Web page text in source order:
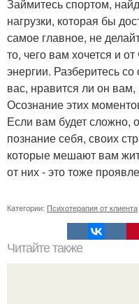
Займитесь спортом,
нагрузки, которая бы
самое главное, не
то, чего вам хочется и
энергии. Разберитесь
вас, нравится ли он
Осознание этих
Если вам будет сложно,
познание себя, своих
которые мешают вам
от них - это тоже
Категории: Психотерапия от клиента
Читайте также